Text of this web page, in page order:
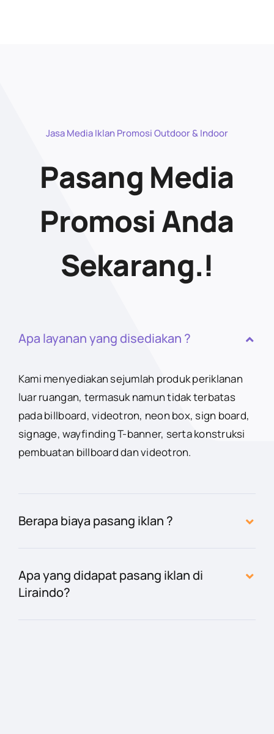
Jasa Media Iklan Promosi Outdoor & Indoor
Pasang Media
Promosi Anda
Sekarang.!
Apa layanan yang disediakan ?
Kami menyediakan sejumlah produk periklanan
luar ruangan, termasuk namun tidak terbatas
pada billboard, videotron, neon box, sign board,
signage, wayfinding T-banner, serta konstruksi
pembuatan billboard dan videotron.
Berapa biaya pasang iklan ?
Apa yang didapat pasang iklan di
Liraindo?